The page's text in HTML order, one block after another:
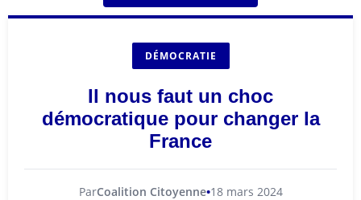
DÉMOCRATIE
Il nous faut un choc
démocratique pour changer la
France
ParCoalition Citoyenne 18 mars 2024